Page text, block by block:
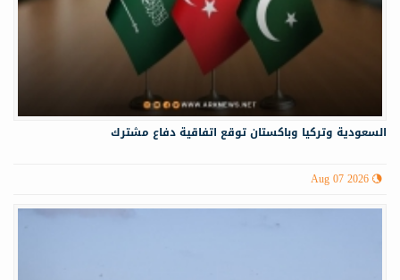
السعودية وتركيا وباكستان توقع اتفاقية دفاع مشترك
Aug 07 2026